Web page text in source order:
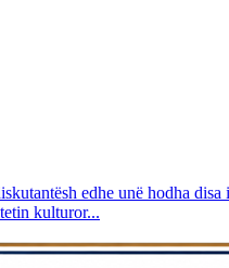
edhe unë hodha
kulturor...